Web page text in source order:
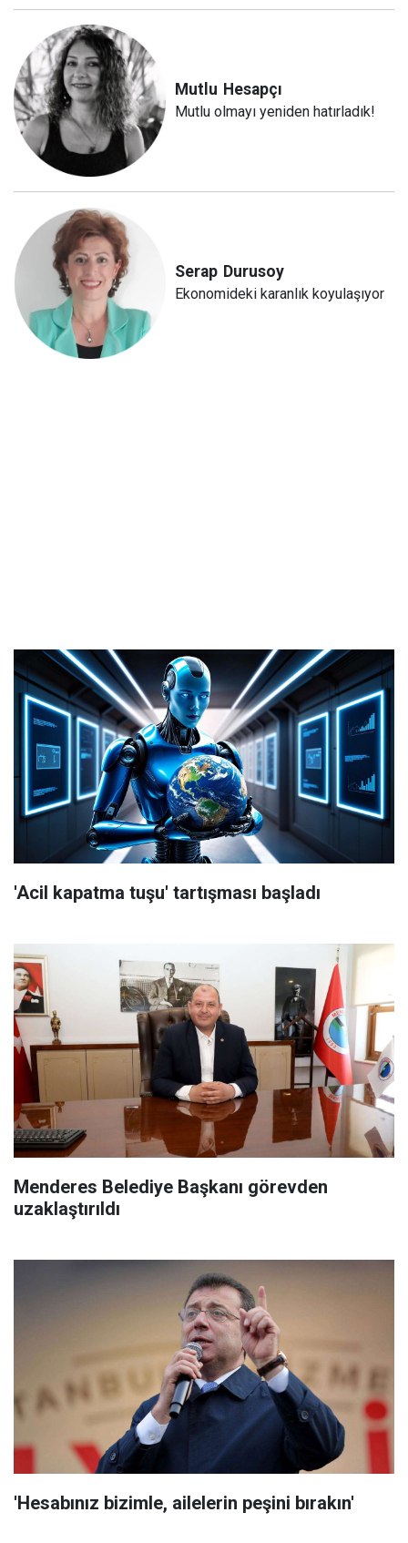
Mutlu Hesapçı
Mutlu olmayı yeniden hatırladık!
Serap Durusoy
Ekonomideki karanlık koyulaşıyor
'Acil kapatma tuşu' tartışması başladı
Menderes Belediye Başkanı görevden
uzaklaştırıldı
'Hesabınız bizimle, ailelerin peşini bırakın'